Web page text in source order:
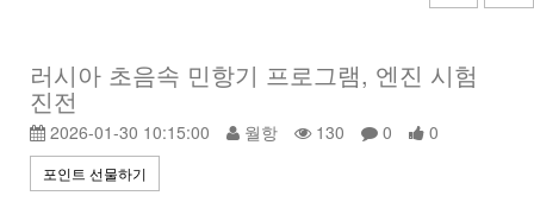
러시아 초음속 민항기 프로그램, 엔진 시험
진전
2026-01-30 10:15:00 월항 130 0 0
포인트 선물하기